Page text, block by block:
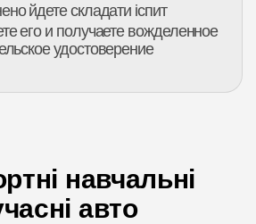
йдете складати іспит
его и получаете вожделенное
удостоверение
навчальні
авто